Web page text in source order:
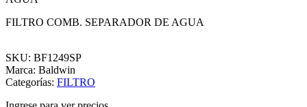
FILTRO COMB. SEPARADOR DE AGUA
SKU: BF1249SP
Marca: Baldwin
Categorías: FILTRO